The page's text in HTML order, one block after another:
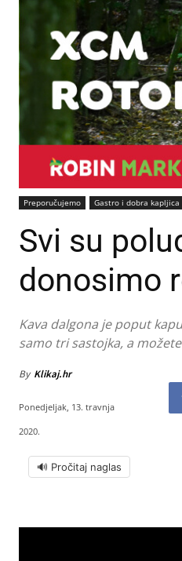
Preporučujemo Gastro i dobra kapljica
Svi su
donosimo
Kava dalgona je poput
samo tri sastojka, a
By Klikaj.hr
Ponedjeljak, 13. travnja
2020.
🔊 Pročitaj naglas